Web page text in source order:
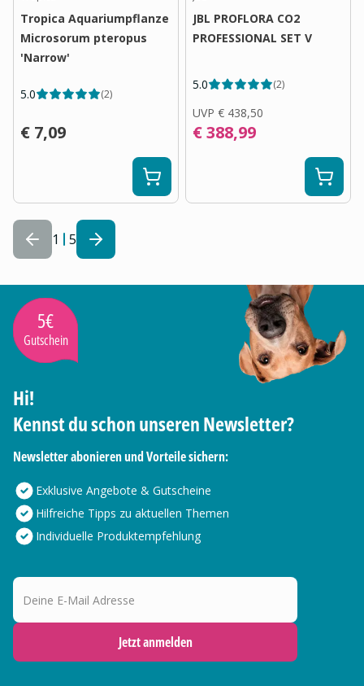
Tropica Aquariumpflanze
Microsorum pteropus
'Narrow'
5.0 (2)
€ 7,09
JBL PROFLORA CO2
PROFESSIONAL SET V
5.0 (2)
UVP € 438,50
€ 388,99
1 5
5€
Gutschein
Hi!
Kennst du schon unseren Newsletter?
Newsletter abonieren und Vorteile sichern:
Exklusive Angebote & Gutscheine
Hilfreiche Tipps zu aktuellen Themen
Individuelle Produktempfehlung
Deine E-Mail Adresse
Jetzt anmelden